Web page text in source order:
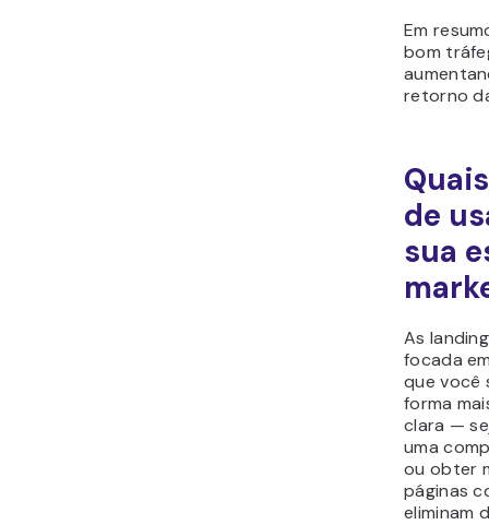
Em
bom
retorno
de
sua
As
focada
que você
forma
clara —
uma
ou obter
páginas
eliminam